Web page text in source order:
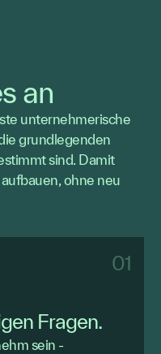
an
unternehmerische
grundlegenden
sind. Damit
ohne neu
01
Fragen.
sein -